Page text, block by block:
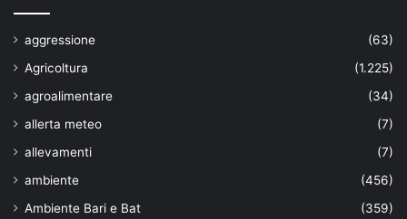
aggressione
(63)
Agricoltura
(1.225)
agroalimentare
(34)
allerta meteo
(7)
allevamenti
(7)
ambiente
(456)
Ambiente Bari e Bat
(359)